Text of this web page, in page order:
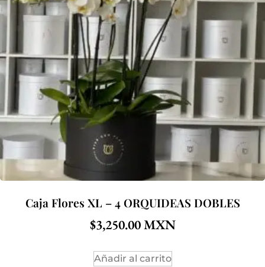
Caja Flores XL – 4 ORQUIDEAS DOBLES
$3,250.00
Añadir al carrito